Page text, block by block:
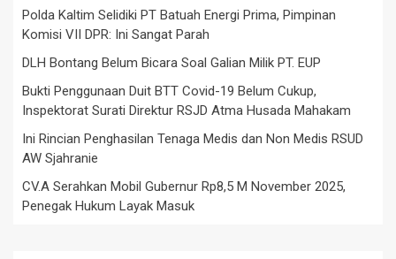
Polda Kaltim Selidiki PT Batuah Energi Prima, Pimpinan
Komisi VII DPR: Ini Sangat Parah
DLH Bontang Belum Bicara Soal Galian Milik PT. EUP
Bukti Penggunaan Duit BTT Covid-19 Belum Cukup,
Inspektorat Surati Direktur RSJD Atma Husada Mahakam
Ini Rincian Penghasilan Tenaga Medis dan Non Medis RSUD
AW Sjahranie
CV.A Serahkan Mobil Gubernur Rp8,5 M November 2025,
Penegak Hukum Layak Masuk